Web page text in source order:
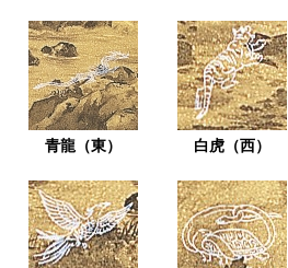
青龍（東） 白虎（西）